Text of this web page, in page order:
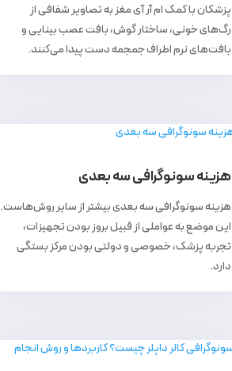
پزشکان با کمک ام آر آی مغز به تصاویر شفافی از
رگ‌های خونی، ساختار گوش، بافت عصب بینایی و
بافت‌های نرم اطراف جمجمه دست پیدا می‌کنند.
هزینه سونوگرافی سه ‌بعدی
هزینه سونوگرافی سه ‌بعدی بیشتر از سایر روش‌هاست.
این موضع به عواملی از قبیل بروز بودن تجهیزات،
تجربه پزشک، خصوصی و دولتی بودن مرکز بستگی
دارد.